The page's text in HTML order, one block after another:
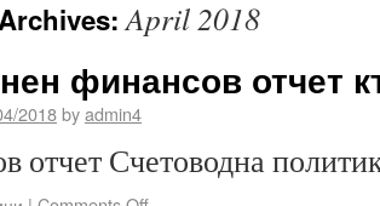
April 2018
финансов отчет
2018byadmin4
отчет Счетоводна